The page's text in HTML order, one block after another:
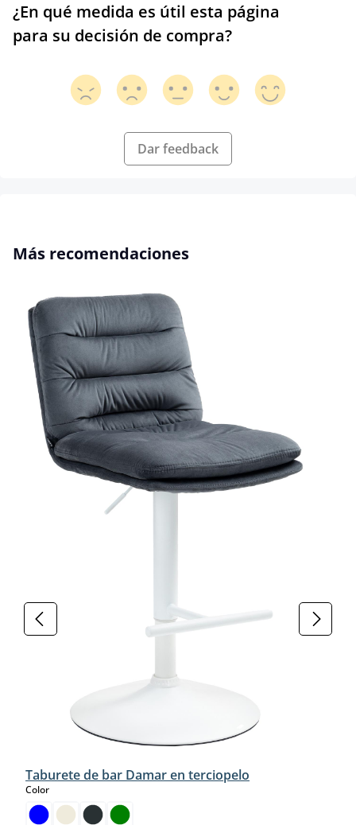
¿En qué medida es útil esta página
para su decisión de compra?
Dar feedback
Omitir la galería de productos
Más recomendaciones
Taburete de bar Damar en terciopelo
Colorselect